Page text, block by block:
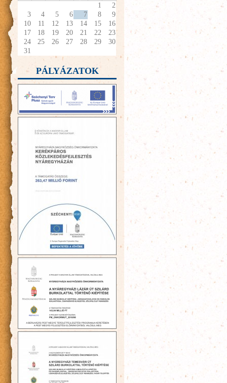
1
2
3
4 5 6 7 8
9
10
11 12 13 14 15
16
17
18 19 20 21 22
23
24
25 26 27 28 29
30
31
PÁLYÁZATOK